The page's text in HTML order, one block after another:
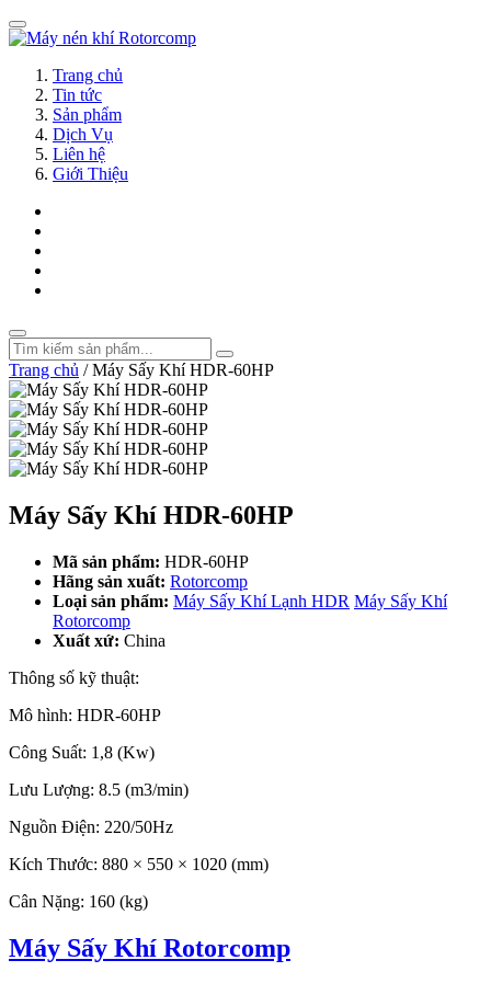
Trang chủ
Tin tức
Sản phẩm
Dịch Vụ
Liên hệ
Giới Thiệu
Trang chủ /Máy Sấy Khí HDR-60HP
Máy Sấy Khí HDR-60HP
Mã sản phẩm: HDR-60HP
Hãng sản xuất: Rotorcomp
Loại sản phẩm: Máy Sấy Khí Lạnh HDR Máy Sấy Khí
Rotorcomp
Xuất xứ: China
Thông số kỹ thuật:
Mô hình: HDR-60HP
Công Suất: 1,8 (Kw)
Lưu Lượng: 8.5 (m3/min)
Nguồn Điện: 220/50Hz
Kích Thước: 880 × 550 × 1020 (mm)
Cân Nặng: 160 (kg)
Máy Sấy Khí Rotorcomp